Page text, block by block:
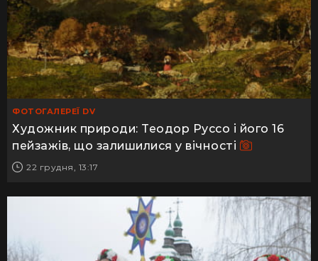
ФОТОГАЛЕРЕЇ DV
Художник природи: Теодор Руссо і його 16
пейзажів, що залишилися у вічності
22 грудня, 13:17